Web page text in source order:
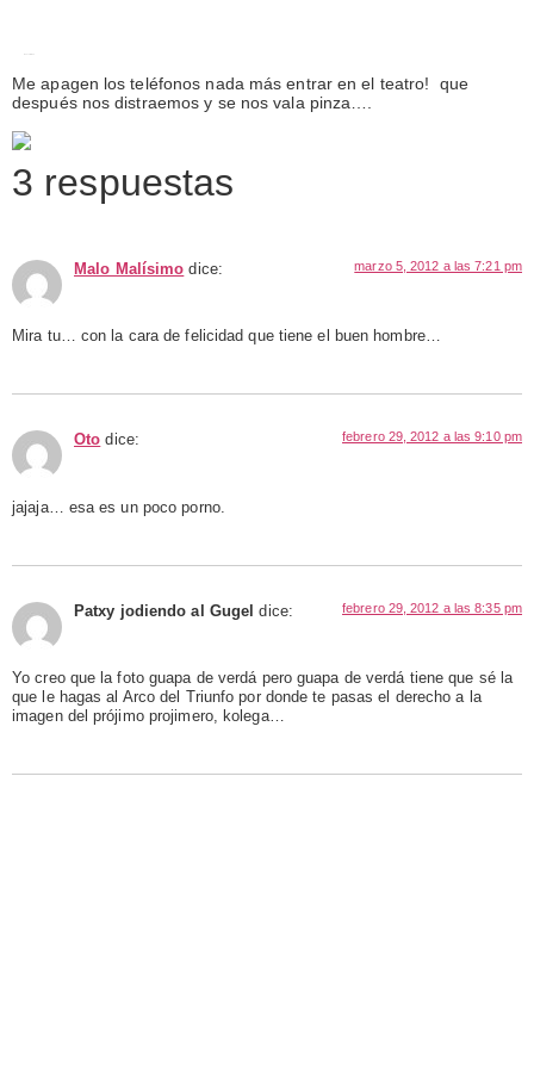
Me apagen los teléfonos nada más entrar en el teatro! que
después nos distraemos y se nos vala pinza….
3 respuestas
Malo Malísimo dice: marzo 5, 2012 a las 7:21 pm
Mira tu… con la cara de felicidad que tiene el buen hombre…
Oto dice: febrero 29, 2012 a las 9:10 pm
jajaja… esa es un poco porno.
Patxy jodiendo al Gugel dice: febrero 29, 2012 a las 8:35 pm
Yo creo que la foto guapa de verdá pero guapa de verdá tiene que sé la
que le hagas al Arco del Triunfo por donde te pasas el derecho a la
imagen del prójimo projimero, kolega…